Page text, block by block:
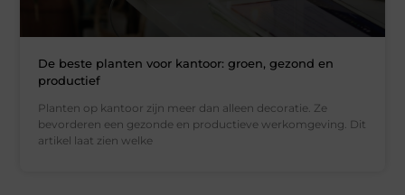
De beste planten voor kantoor: groen, gezond en
productief
Planten op kantoor zijn meer dan alleen decoratie. Ze
bevorderen een gezonde en productieve werkomgeving. Dit
artikel laat zien welke